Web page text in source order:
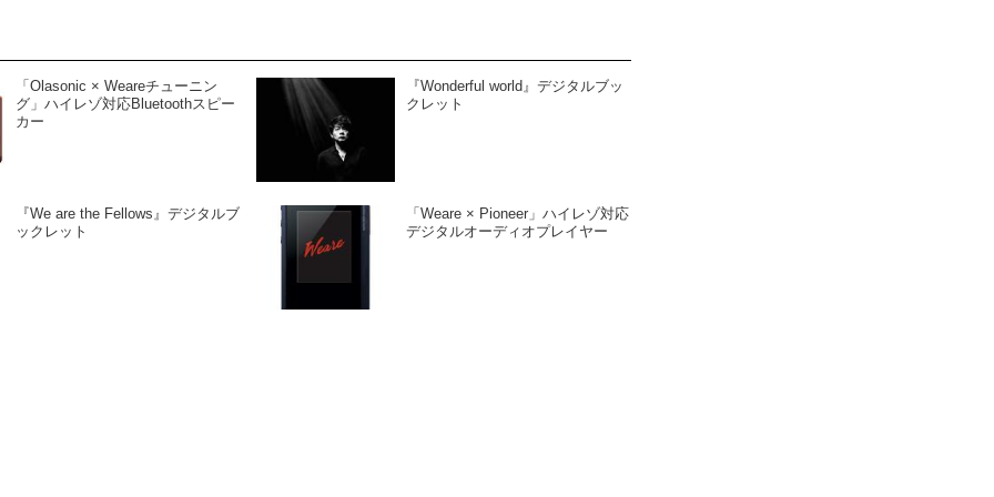
「Olasonic × Weareチューニン
グ」ハイレゾ対応Bluetoothスピー
カー
『Wonderful world』デジタルブッ
クレット
『We are the Fellows』デジタルブ
ックレット
「Weare × Pioneer」ハイレゾ対応
デジタルオーディオプレイヤー